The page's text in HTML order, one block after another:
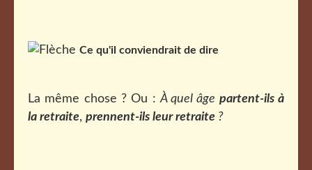
Ce qu'il conviendrait de dire
La même chose ? Ou :À quel âge partent-ils à
la retraite, prennent-ils leur retraite ?